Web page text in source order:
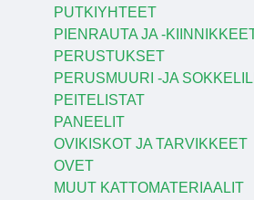
PUTKIYHTEET
PIENRAUTA JA -
PERUSTUKSET
PERUSMUURI -JA
PEITELISTAT
PANEELIT
OVIKISKOT JA TARVIKKEET
OVET
MUUT KATTOMATERIAALIT